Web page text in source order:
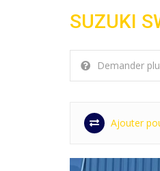
SUZUKI
Demander
Ajouter